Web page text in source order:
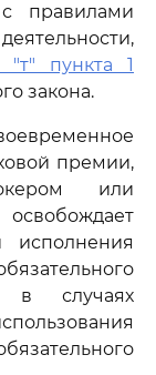
правилами
"т" пункта 1
закона.
премии,
или
исполнения
в случаях